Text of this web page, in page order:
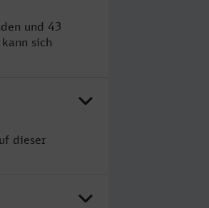
und 43
sich
dieser